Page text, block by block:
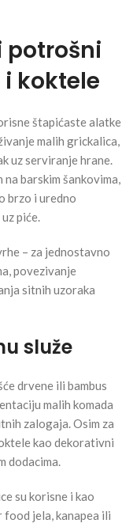
potrošni
koktele
štapićaste alatke
malih grickalica,
uz serviranje hrane.
barskim šankovima,
brzo i uredno
piće.
– za jednostavno
povezivanje
sitnih uzoraka
služe
drvene ili bambus
malih komada
zalogaja. Osim za
kao dekorativni
dodacima.
su korisne i kao
jela, kanapea ili